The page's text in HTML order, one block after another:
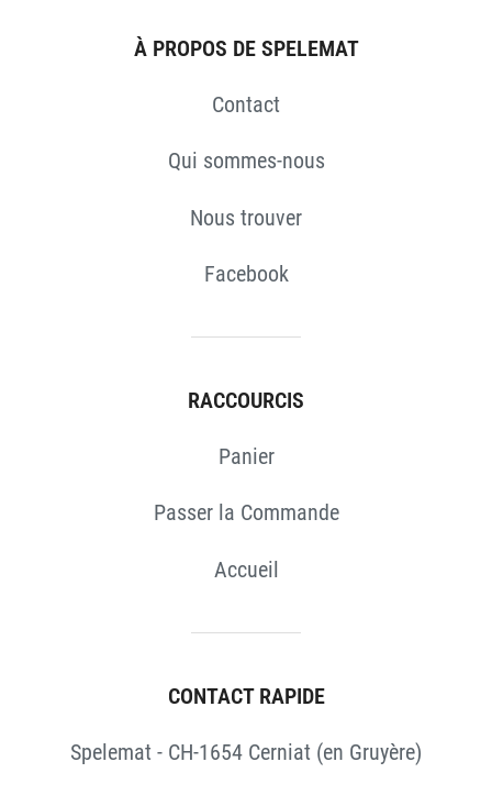
À PROPOS DE SPELEMAT
Contact
Qui sommes-nous
Nous trouver
Facebook
RACCOURCIS
Panier
Passer la Commande
Accueil
CONTACT RAPIDE
Spelemat - CH-1654 Cerniat (en Gruyère)